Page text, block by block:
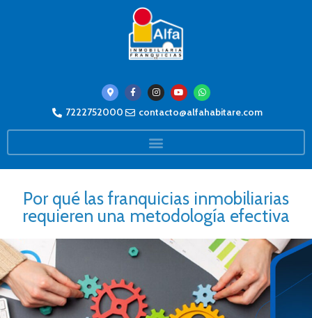
7222752000 contacto@alfahabitare.com
Por qué las franquicias inmobiliarias
requieren una metodología efectiva